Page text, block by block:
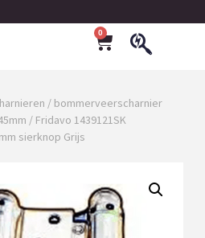
0
/ bommerveerscharnier
/ Fridavo 1439121SK
sierknop Grijs